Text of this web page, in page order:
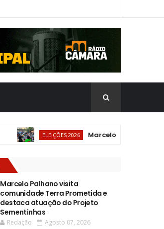
ELEIÇÕES 2026 Marcelo Palhano visita
Marcelo Palhano visita
comunidade Terra Prometida e
destaca atuação do Projeto
Sementinhas
Redação Agosto 07, 2026